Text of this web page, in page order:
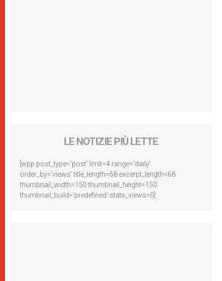
LE NOTIZIE PIÙ LETTE
[wpp post_type='post' limit=4 range='daily'
order_by='views' title_length=68 excerpt_length=68
thumbnail_width=150 thumbnail_height=150
thumbnail_build='predefined' stats_views=0]